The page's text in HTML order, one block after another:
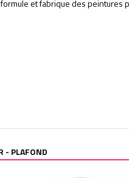
et fabrique des
- PLAFOND